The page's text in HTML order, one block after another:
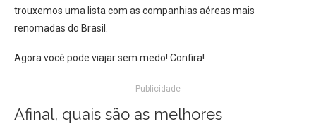
trouxemos uma lista com as companhias aéreas mais
renomadas do Brasil.
Agora você pode viajar sem medo! Confira!
Publicidade
Afinal, quais são as melhores